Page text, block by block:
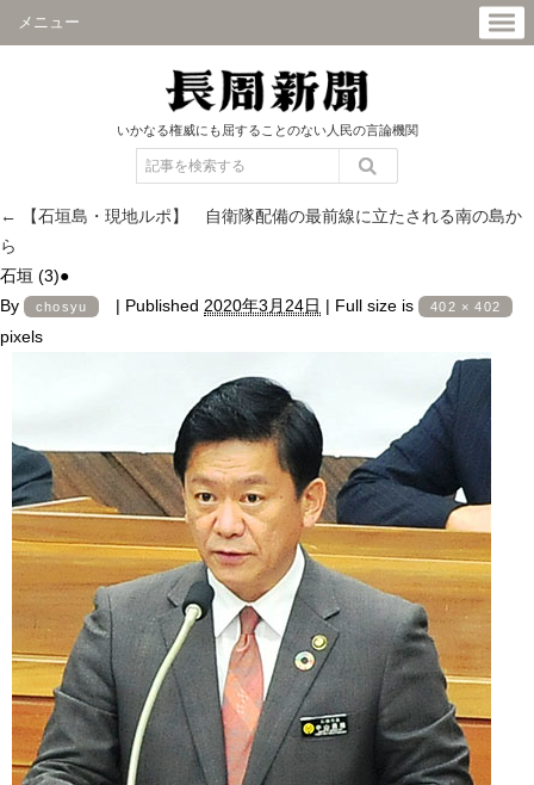
メニュー
いかなる権威にも屈することのない人民の言論機関
←
【石垣島・現地ルポ】 自衛隊配備の最前線に立たされる南の島か
ら
石垣 (3)●
By
chosyu | Published 2020年3月24日 | Full size is 402 × 402
pixels